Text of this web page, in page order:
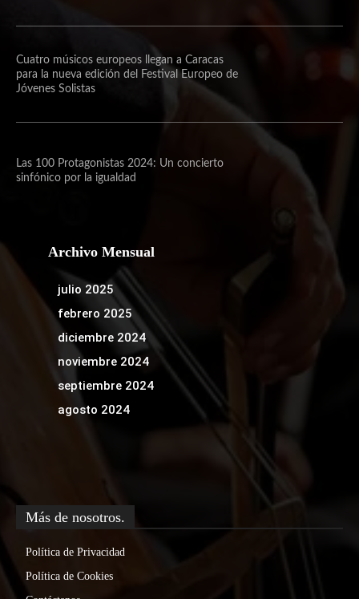
Cuatro músicos europeos llegan a Caracas
para la nueva edición del Festival Europeo de
Jóvenes Solistas
Las 100 Protagonistas 2024: Un concierto
sinfónico por la igualdad
Archivo Mensual
julio 2025
febrero 2025
diciembre 2024
noviembre 2024
septiembre 2024
agosto 2024
Más de nosotros.
Política de Privacidad
Política de Cookies